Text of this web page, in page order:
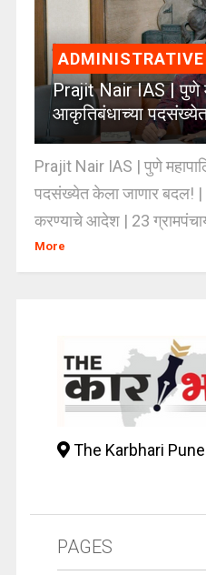
ADMINISTRATIVE
Prajit Nair IAS | पुणे
आकृतिबंधाच्या
Prajit Nair IAS | पुणे
पदसंख्येत केला जाणार बदल! |
करण्याचे आदेश | 23
More
The Karbhari Pune
PAGES